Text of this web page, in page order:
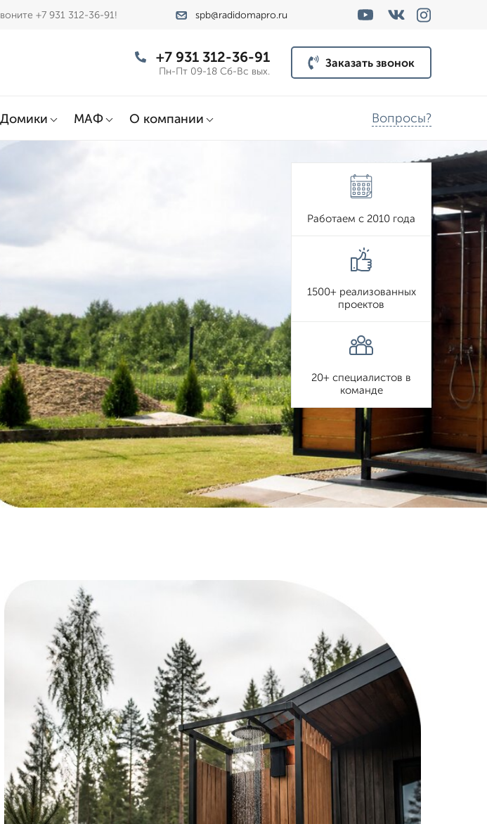
+7 931 312-36-91! spb@radidomapro.ru
+7 931 312-36-91
Пн-Пт 09-18 Сб-Вс вых.
Заказать звонок
Домики МАФ О компании Вопросы?
Работаем с 2010 года
1500+ реализованных
проектов
20+ специалистов в
команде